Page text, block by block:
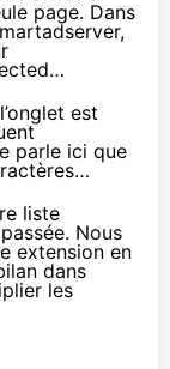
page. Dans
est
parle ici que
liste
Nous
extension en
dans
les